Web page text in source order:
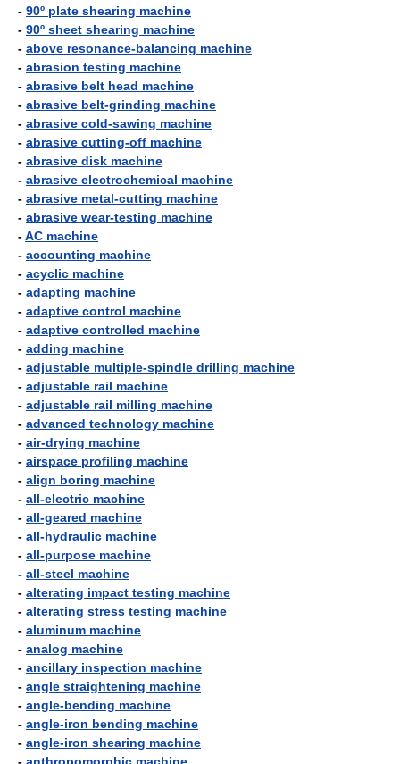
- 90º plate shearing machine
- 90º sheet shearing machine
- above resonance-balancing machine
- abrasion testing machine
- abrasive belt head machine
- abrasive belt-grinding machine
- abrasive cold-sawing machine
- abrasive cutting-off machine
- abrasive disk machine
- abrasive electrochemical machine
- abrasive metal-cutting machine
- abrasive wear-testing machine
-AC machine
- accounting machine
- acyclic machine
- adapting machine
- adaptive control machine
- adaptive controlled machine
- adding machine
- adjustable multiple-spindle drilling machine
- adjustable rail machine
- adjustable rail milling machine
- advanced technology machine
- air-drying machine
- airspace profiling machine
- align boring machine
- all-electric machine
- all-geared machine
- all-hydraulic machine
- all-purpose machine
- all-steel machine
- alterating impact testing machine
- alterating stress testing machine
- aluminum machine
- analog machine
- ancillary inspection machine
- angle straightening machine
- angle-bending machine
- angle-iron bending machine
- angle-iron shearing machine